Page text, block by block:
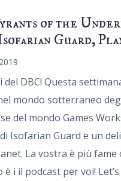
of the
Guard,
del DBC! Questa
mondo sotterraneo
del mondo Games
Isofarian Guard e un
La vostra è più
i il podcast per voi! Let’s